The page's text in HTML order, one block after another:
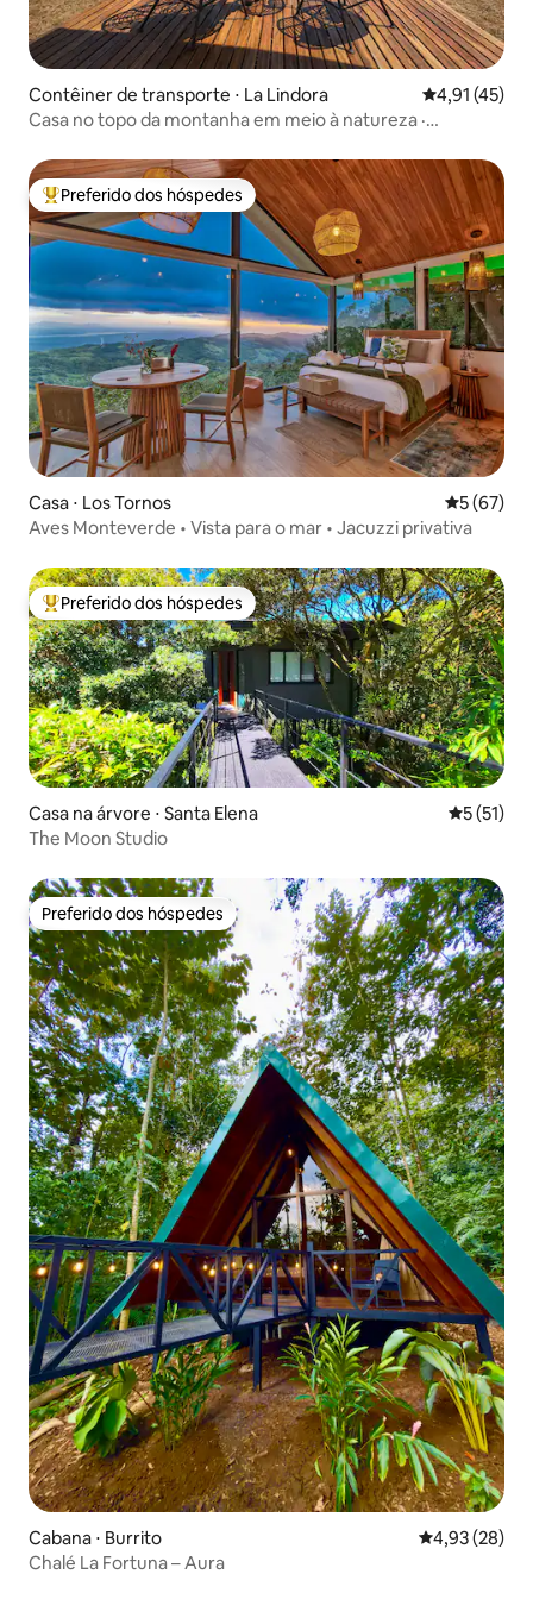
Contêiner de transporte ⋅ La Lindora 4,91 de uma
4,91 (45)
Casa no topo da montanha em meio à natureza ·
Entre os melhores preferidos dos hóspedes
Preferido dos hóspedes
Casa ⋅ Los Tornos 5 de uma
5 (67)
Aves Monteverde • Vista para o mar • Jacuzzi privativa
Entre os melhores preferidos dos hóspedes
Preferido dos hóspedes
Casa na árvore ⋅ Santa Elena 5 de uma
5 (51)
The Moon Studio
Preferido dos hóspedes
Preferido dos hóspedes
Cabana ⋅ Burrito 4,93 de uma
4,93 (28)
Chalé La Fortuna – Aura